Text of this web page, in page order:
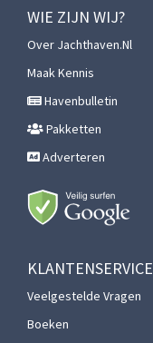
WIE ZIJN WIJ?
Over Jachthaven.nl
Maak Kennis
Havenbulletin
Pakketten
Adverteren
KLANTENSERVICE
Veelgestelde Vragen
Boeken